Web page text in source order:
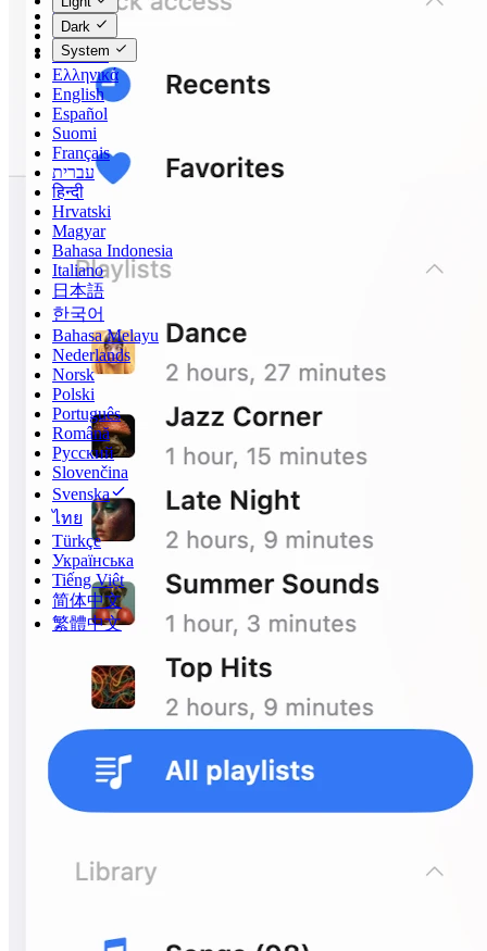
Čeština
Dansk
Deutsch
Ελληνικά
English
Español
Suomi
Français
עברית
हिन्दी
Hrvatski
Magyar
Bahasa Indonesia
Italiano
日本語
한국어
Bahasa Melayu
Nederlands
Norsk
Polski
Português
Română
Русский
Slovenčina
Svenska
ไทย
Türkçe
Українська
Tiếng Việt
简体中文
繁體中文
Dark
System